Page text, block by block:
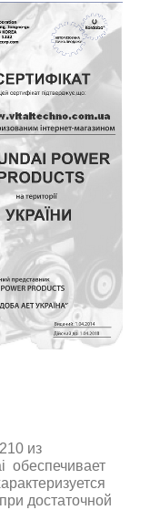
из
обеспечивает
достаточной